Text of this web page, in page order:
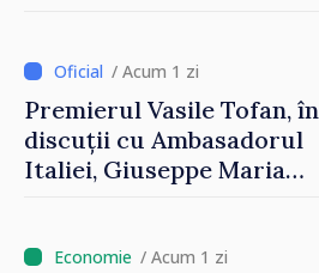
/ Acum 1 zi
Premierul Vasile Tofan, în
discuții cu Ambasadorul
Italiei, Giuseppe Maria
/ Acum 1 zi